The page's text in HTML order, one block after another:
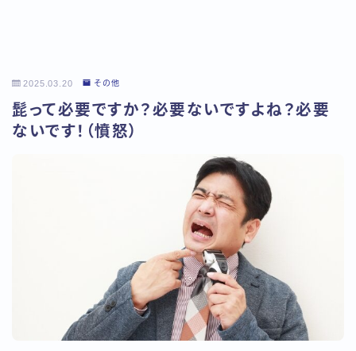
2025.03.20 その他
髭って必要ですか？必要ないですよね？必要
ないです！（憤怒）